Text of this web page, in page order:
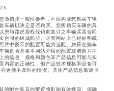
做初步一般性参考，不应构成您购买车辆
车辆以决定是否购买。您所购买车辆的具
您与路虎授权经销商签订之车辆买卖合同
合同的组成部分。尽管网站上已经标明或
片中所示的配置可能为选配。您应在购车
辆是否具备本网站介绍的配置或者照片中
的信息、规格和颜色等产品信息可能与实
内容的正确性，但产品技术规格和设备可
更新不及时的情况。具体产品信息敬请垂
的附件和其他配置将影响有效载荷。须确